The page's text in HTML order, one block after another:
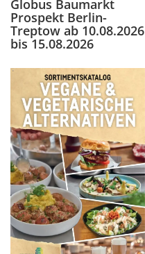
Globus Baumarkt
Prospekt Berlin-
Treptow ab 10.08.2026
bis 15.08.2026